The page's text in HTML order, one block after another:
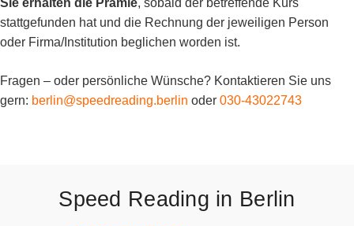
stattgefunden hat und die Rechnung der jeweiligen Person
oder Firma/Institution beglichen worden ist.
Fragen – oder persönliche Wünsche? Kontaktieren Sie uns
gern: berlin@speedreading.berlin oder 030-43022743
Speed Reading in Berlin